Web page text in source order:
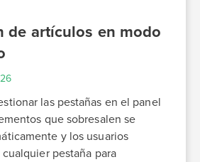
de artículos en modo
las pestañas en el panel
que sobresalen se
y los usuarios
pestaña para